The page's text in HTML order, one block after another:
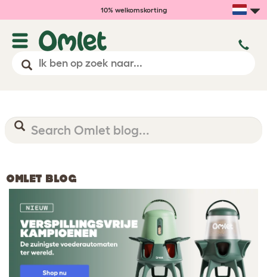
10% welkomskorting
OMLET BLOG